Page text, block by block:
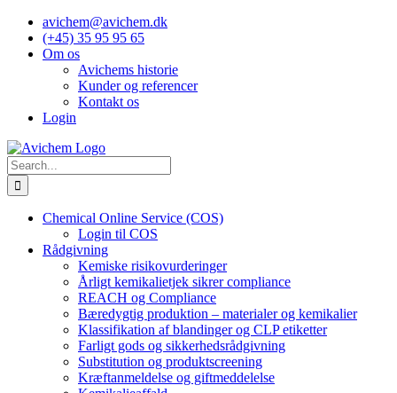
Skip
content
avichem@avichem.dk
(+45) 35 95 95 65
Om os
Avichems historie
Kunder og referencer
Kontakt os
Login
Search
for:
Chemical Online Service (COS)
Login til COS
Rådgivning
Kemiske risikovurderinger
Årligt kemikalietjek sikrer compliance
REACH og Compliance
Bæredygtig produktion – materialer og kemikalier
Klassifikation af blandinger og CLP etiketter
Farligt gods og sikkerhedsrådgivning
Substitution og produktscreening
Kræftanmeldelse og giftmeddelelse